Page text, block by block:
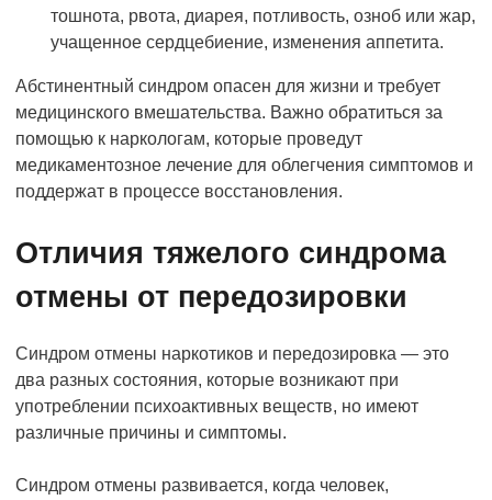
тошнота, рвота, диарея, потливость, озноб или жар,
учащенное сердцебиение, изменения аппетита.
Абстинентный синдром опасен для жизни и требует
медицинского вмешательства. Важно обратиться за
помощью к наркологам, которые проведут
медикаментозное лечение для облегчения симптомов и
поддержат в процессе восстановления.
Отличия тяжелого синдрома
отмены от передозировки
Синдром отмены наркотиков и передозировка — это
два разных состояния, которые возникают при
употреблении психоактивных веществ, но имеют
различные причины и симптомы.
Синдром отмены развивается, когда человек,